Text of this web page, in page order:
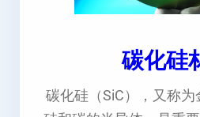
碳化硅
碳化硅（SiC），又称